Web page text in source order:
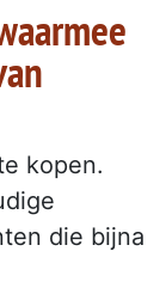
kopen.
die bijna